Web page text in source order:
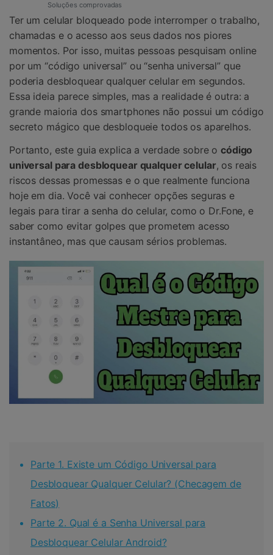
Soluções comprovadas
Ter um celular bloqueado pode interromper o trabalho,
chamadas e o acesso aos seus dados nos piores
momentos. Por isso, muitas pessoas pesquisam online
por um “código universal” ou “senha universal” que
poderia desbloquear qualquer celular em segundos.
Essa ideia parece simples, mas a realidade é outra: a
grande maioria dos smartphones não possui um código
secreto mágico que desbloqueie todos os aparelhos.
Portanto, este guia explica a verdade sobre ocódigo
universal para desbloquear qualquer celular, os reais
riscos dessas promessas e o que realmente funciona
hoje em dia. Você vai conhecer opções seguras e
legais para tirar a senha do celular, como o Dr.Fone, e
saber como evitar golpes que prometem acesso
instantâneo, mas que causam sérios problemas.
Parte 1. Existe um Código Universal para
Desbloquear Qualquer Celular? (Checagem de
Fatos)
Parte 2. Qual é a Senha Universal para
Desbloquear Celular Android?